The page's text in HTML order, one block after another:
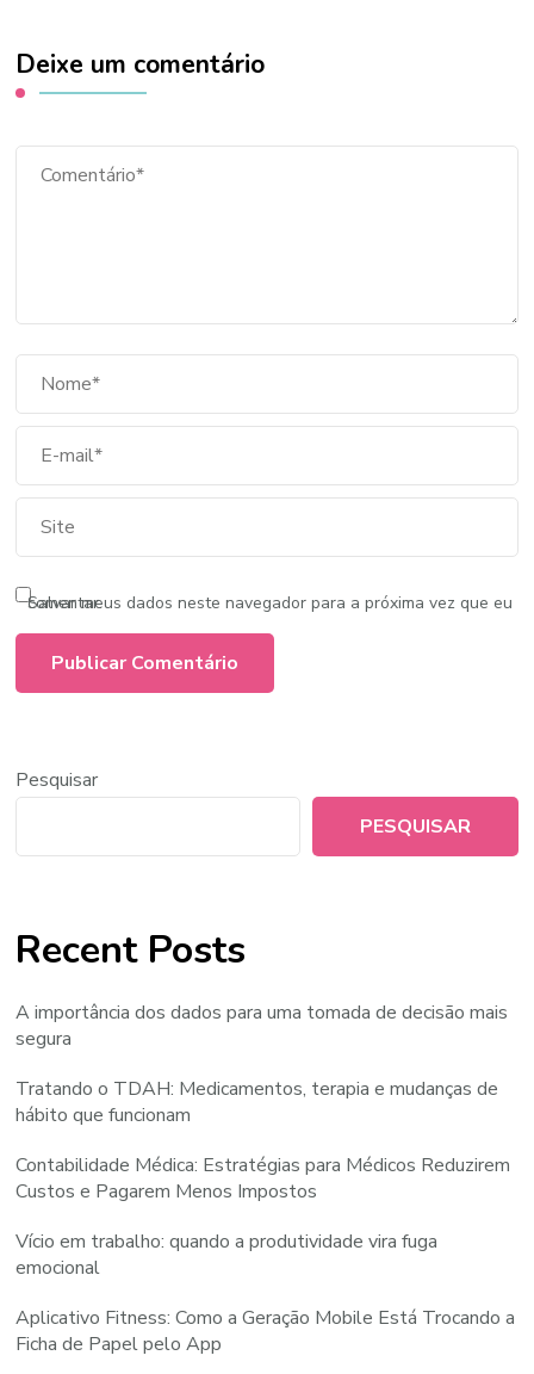
Deixe um comentário
Salvar meus dados neste navegador para a próxima vez que eu comentar.
Pesquisar
PESQUISAR
Recent Posts
A importância dos dados para uma tomada de decisão mais
segura
Tratando o TDAH: Medicamentos, terapia e mudanças de
hábito que funcionam
Contabilidade Médica: Estratégias para Médicos Reduzirem
Custos e Pagarem Menos Impostos
Vício em trabalho: quando a produtividade vira fuga
emocional
Aplicativo Fitness: Como a Geração Mobile Está Trocando a
Ficha de Papel pelo App